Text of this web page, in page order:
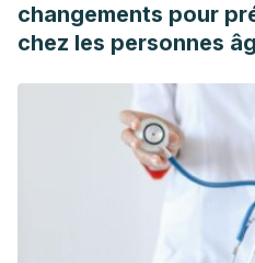
changements pour
chez les personnes